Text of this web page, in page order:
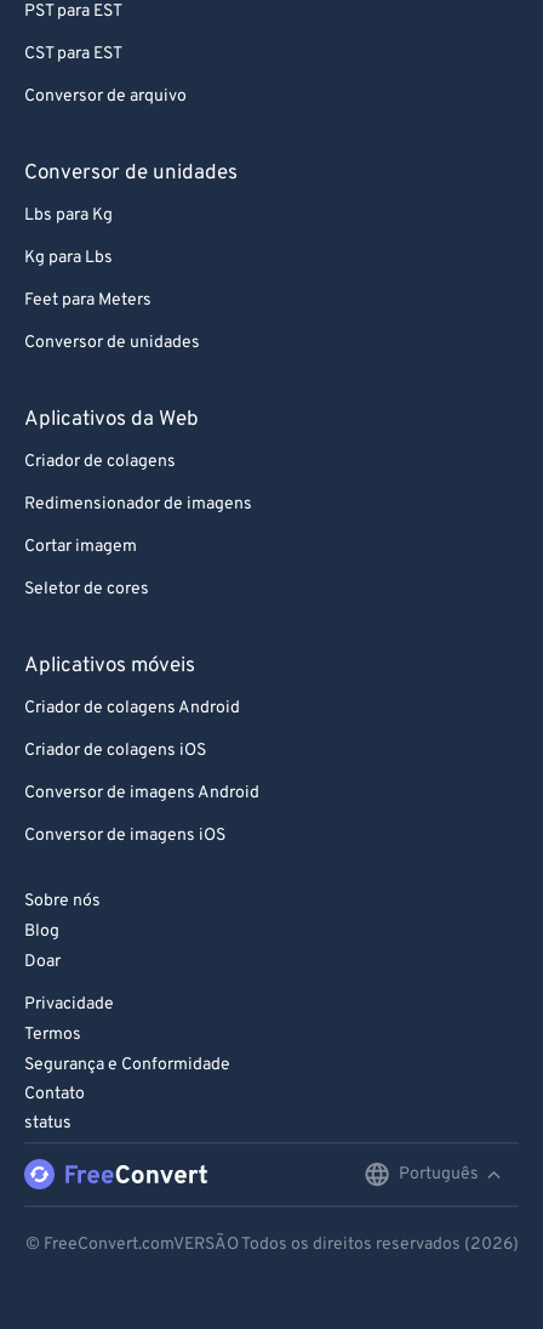
PST para EST
CST para EST
Conversor de arquivo
Conversor de unidades
Lbs para Kg
Kg para Lbs
Feet para Meters
Conversor de unidades
Aplicativos da Web
Criador de colagens
Redimensionador de imagens
Cortar imagem
Seletor de cores
Aplicativos móveis
Criador de colagens Android
Criador de colagens iOS
Conversor de imagens Android
Conversor de imagens iOS
Sobre nós
Blog
Doar
Privacidade
Termos
Segurança e Conformidade
Contato
status
Português
© FreeConvert.comVERSÃO Todos os direitos reservados (2026)